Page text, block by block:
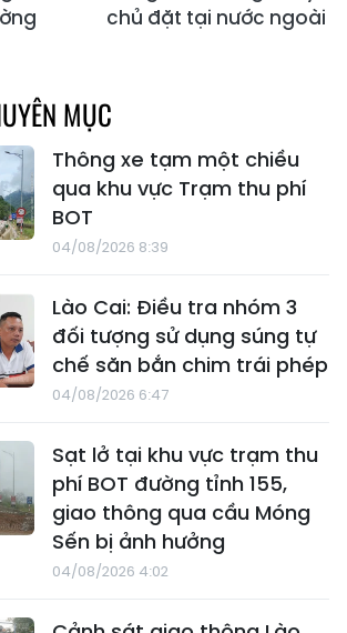
chủ đặt tại nước ngoài
MỤC
Thông xe tạm một chiều
qua khu vực Trạm thu phí
BOT
04/08/2026 8:39
Lào Cai: Điều tra nhóm 3
đối tượng sử dụng súng tự
chế săn bắn chim trái phép
04/08/2026 6:47
Sạt lở tại khu vực trạm thu
phí BOT đường tỉnh 155,
giao thông qua cầu Móng
Sến bị ảnh hưởng
04/08/2026 4:02